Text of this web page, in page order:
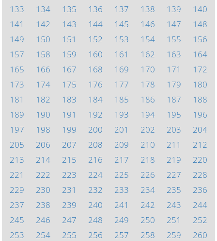
133
134 135 136 137 138 139
140
141
142 143 144 145 146 147
148
149
150 151 152 153 154 155
156
157
158 159 160 161 162 163
164
165
166 167 168 169 170 171
172
173
174 175 176 177 178 179
180
181
182 183 184 185 186 187
188
189
190 191 192 193 194 195
196
197
198 199 200 201 202 203
204
205
206 207 208 209 210 211
212
213
214 215 216 217 218 219
220
221
222 223 224 225 226 227
228
229
230 231 232 233 234 235
236
237
238 239 240 241 242 243
244
245
246 247 248 249 250 251
252
253
254 255 256 257 258 259
260